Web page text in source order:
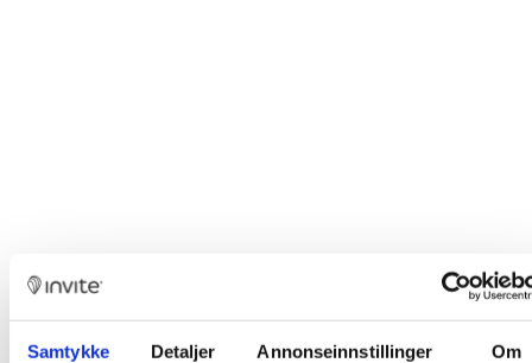
Samtykke Detaljer Annonseinnstillinger Om